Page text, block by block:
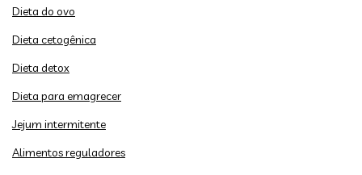
Dieta do ovo
Dieta cetogênica
Dieta detox
Dieta para emagrecer
Jejum intermitente
Alimentos reguladores